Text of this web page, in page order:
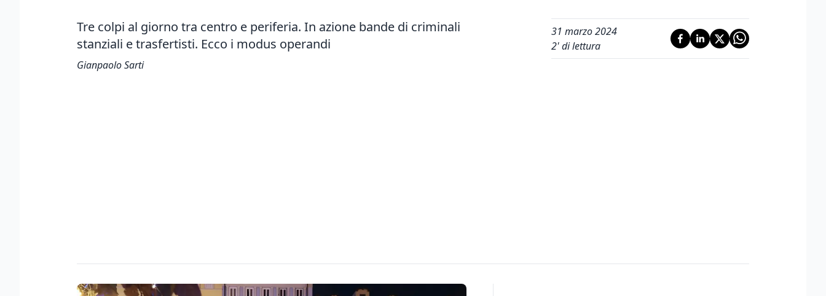
Tre colpi al giorno tra centro e periferia. In azione bande di criminali
stanziali e trasfertisti. Ecco i modus operandi
Gianpaolo Sarti
31 marzo 2024
2' di lettura